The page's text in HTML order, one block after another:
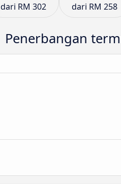
dari RM 302 dari RM 258
Penerbangan